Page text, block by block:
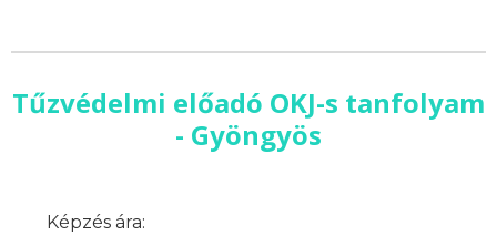
Tűzvédelmi előadó OKJ-s tanfolyam
- Gyöngyös
Képzés ára: